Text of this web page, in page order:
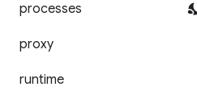
processes
proxy
runtime